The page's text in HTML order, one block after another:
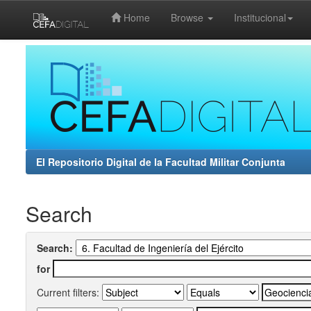
Home Browse Institucional
El Repositorio Digital de la Facultad Militar Conjunta
Search
Search:
for
Current filters: